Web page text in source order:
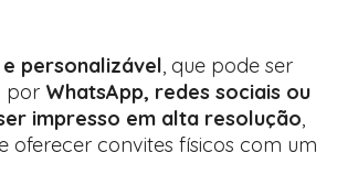
personalizável, que pode ser
por WhatsApp, redes sociais ou
impresso em alta resolução,
oferecer convites físicos com um